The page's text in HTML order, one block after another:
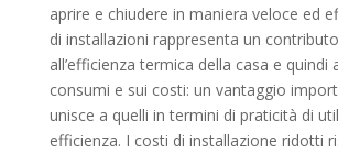
aprire e chiudere in maniera veloce ed
di installazioni rappresenta un
all’efficienza termica della casa e quindi
consumi e sui costi: un vantaggio
unisce a quelli in termini di praticità di
efficienza. I costi di installazione ridotti